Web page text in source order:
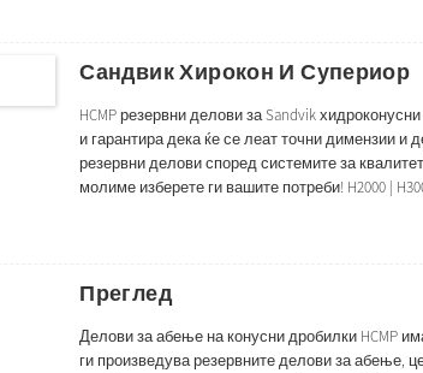
Сандвик Хирокон И Супериор
HCMP резервни делови за Sandvik
и гарантира дека ќе се леат точни димензии и
резервни делови според системите за
молиме изберете ги вашите потреби! H2000 |
Преглед
Делови за абење на конусни дробилки HCMP
ги произведува резервните делови за абење,